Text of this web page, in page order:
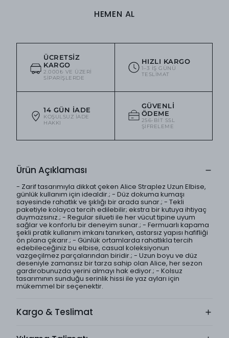
HEMEN AL
ÜCRETSIZ
KARGO
2.000₺ VE ÜZERI
SIPARIŞLERDE
HIZLI KARGO
1–3 IŞ GÜNÜ
TESLIMAT
14 GÜN İADE
KOŞULSUZ IADE
HAKKI
GÜVENLI
ÖDEME
256-BIT SSL
ŞIFRELEME
Ürün Açıklaması
- Zarif tasarımıyla dikkat çeken Alice Straplez Uzun Elbise,
günlük kullanım için idealdir.; - Düz dokuma kumaşı
sayesinde rahatlık ve şıklığı bir arada sunar.; - Tekli
paketiyle kolayca tercih edilebilir; ekstra bir kutuya ihtiyaç
duymazsınız.; - Regular silueti ile her vücut tipine uyum
sağlar ve konforlu bir deneyim sunar.; - Fermuarlı kapama
şekli pratik kullanım imkanı tanırken, astarsız yapısı hafifliği
ön plana çıkarır.; - Günlük ortamlarda rahatlıkla tercih
edebileceğiniz bu elbise, casual koleksiyonun
vazgeçilmez parçalarından biridir.; - Uzun boyu ve düz
deseniyle zamansız bir tarza sahip olan Alice, her sezon
gardırobunuzda yerini almayı hak ediyor.; - Kolsuz
tasarımının sunduğu serinlik hissi ile yaz ayları için
mükemmel bir seçenektir.
Kargo & Teslimat